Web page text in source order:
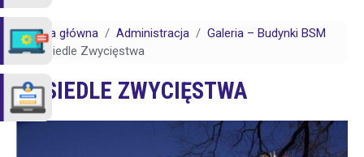
Strona główna Administracja
Galeria – Budynki BSM
Osiedle Zwycięstwa
OSIEDLE ZWYCIĘSTWA